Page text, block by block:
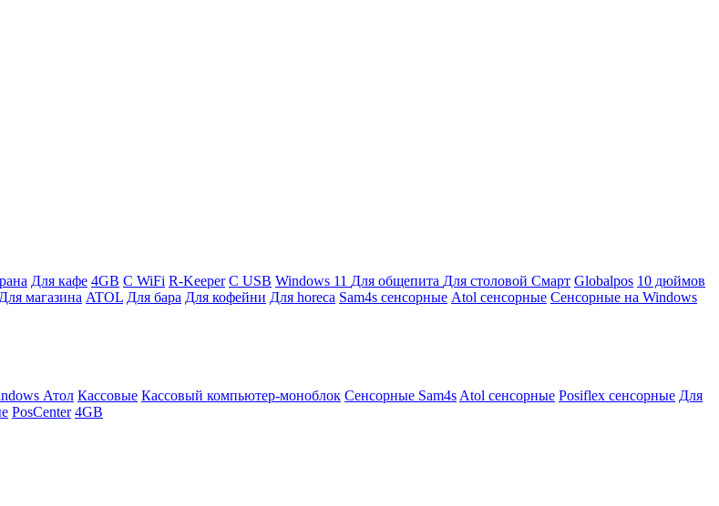
Для кафе 4GB С WiFi R-Keeper С USB Windows 11 Для общепита Для столовой Смарт Globalpos 10 дюймов
Для магазина ATOL Для бара Для кофейни Для horeca Sam4s сенсорные Atol сенсорные Сенсорные на Windows
Атол Кассовые Кассовый компьютер-моноблок Сенсорные Sam4s Atol сенсорные Posiflex сенсорные Для
PosCenter 4GB